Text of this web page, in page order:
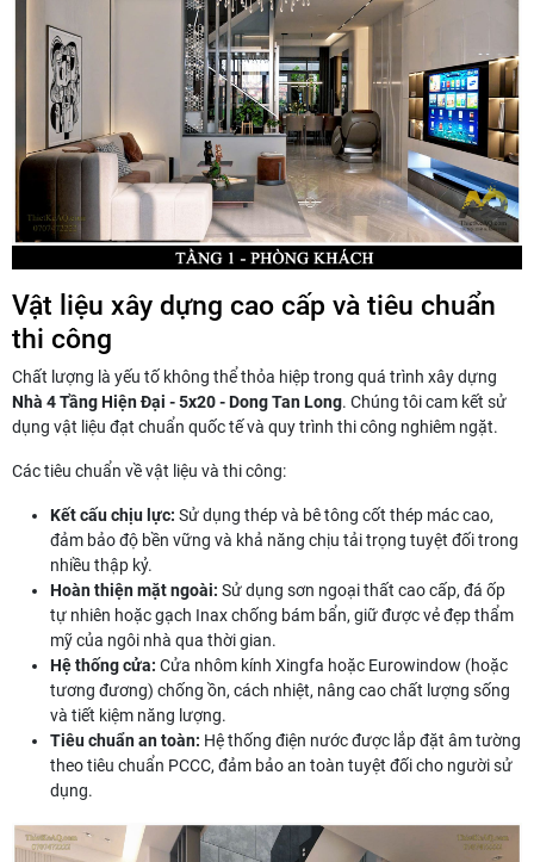
Vật liệu xây dựng cao cấp và tiêu chuẩn
thi công
Chất lượng là yếu tố không thể thỏa hiệp trong quá trình xây dựng
Nhà 4 Tầng Hiện Đại - 5x20 - Dong Tan Long. Chúng tôi cam kết sử
dụng vật liệu đạt chuẩn quốc tế và quy trình thi công nghiêm ngặt.
Các tiêu chuẩn về vật liệu và thi công:
Kết cấu chịu lực: Sử dụng thép và bê tông cốt thép mác cao,
đảm bảo độ bền vững và khả năng chịu tải trọng tuyệt đối trong
nhiều thập kỷ.
Hoàn thiện mặt ngoài: Sử dụng sơn ngoại thất cao cấp, đá ốp
tự nhiên hoặc gạch Inax chống bám bẩn, giữ được vẻ đẹp thẩm
mỹ của ngôi nhà qua thời gian.
Hệ thống cửa: Cửa nhôm kính Xingfa hoặc Eurowindow (hoặc
tương đương) chống ồn, cách nhiệt, nâng cao chất lượng sống
và tiết kiệm năng lượng.
Tiêu chuẩn an toàn: Hệ thống điện nước được lắp đặt âm tường
theo tiêu chuẩn PCCC, đảm bảo an toàn tuyệt đối cho người sử
dụng.